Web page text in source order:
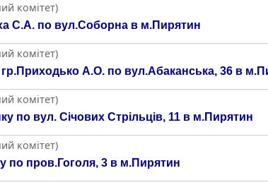
комітет)
С.А. по вул.Соборна в м.Пирятин
комітет)
А.О. по вул.Абаканська, 36 в
комітет)
по вул. Січових Стрільців, 11 в м.Пирятин
комітет)
по пров.Гоголя, 3 в м.Пирятин